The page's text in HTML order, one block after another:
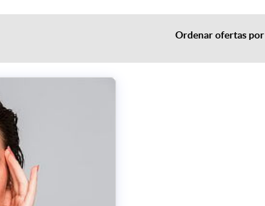
Ordenar ofertas por